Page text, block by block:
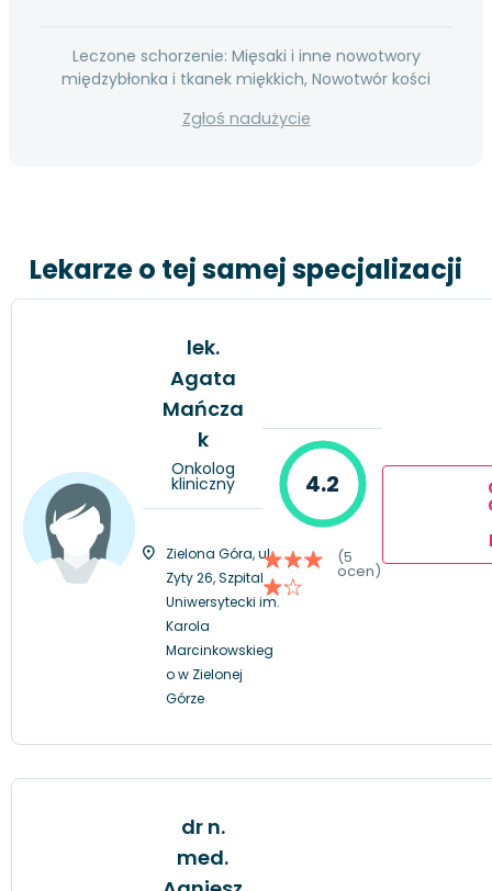
Leczone schorzenie: Mięsaki i inne nowotwory
międzybłonka i tkanek miękkich, Nowotwór kości
Zgłoś nadużycie
Lekarze o tej samej specjalizacji
lek.
Agata
Mańcza
k
Onkolog
kliniczny
Zielona Góra, ul.
Zyty 26, Szpital
Uniwersytecki im.
Karola
Marcinkowskieg
o w Zielonej
Górze
4.2
(5
ocen)
dr n.
med.